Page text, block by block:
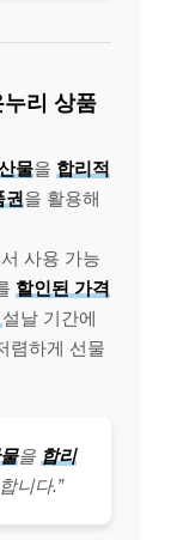
리 상품
물을 합리적
권을 활용해
사용 가능
할인된 가격
설날 기간에
렴하게 선물
을 합리
니다.”